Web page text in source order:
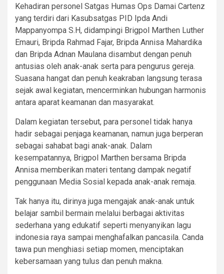
Kehadiran personel Satgas Humas Ops Damai Cartenz
yang terdiri dari Kasubsatgas PID Ipda Andi
Mappanyompa S.H, didampingi Brigpol Marthen Luther
Emauri, Bripda Rahmad Fajar, Bripda Annisa Mahardika
dan Bripda Adnan Maulana disambut dengan penuh
antusias oleh anak-anak serta para pengurus gereja.
Suasana hangat dan penuh keakraban langsung terasa
sejak awal kegiatan, mencerminkan hubungan harmonis
antara aparat keamanan dan masyarakat.
Dalam kegiatan tersebut, para personel tidak hanya
hadir sebagai penjaga keamanan, namun juga berperan
sebagai sahabat bagi anak-anak. Dalam
kesempatannya, Brigpol Marthen bersama Bripda
Annisa memberikan materi tentang dampak negatif
penggunaan Media Sosial kepada anak-anak remaja.
Tak hanya itu, dirinya juga mengajak anak-anak untuk
belajar sambil bermain melalui berbagai aktivitas
sederhana yang edukatif seperti menyanyikan lagu
indonesia raya sampai menghafalkan pancasila. Canda
tawa pun menghiasi setiap momen, menciptakan
kebersamaan yang tulus dan penuh makna.